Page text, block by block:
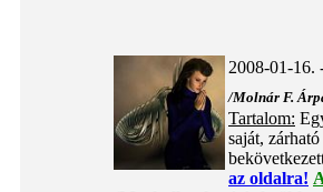
2008-01-16.
/Molnár F.
Tartalom:
saját,
az oldalra!